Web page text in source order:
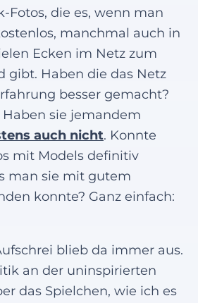
Fotos, die es, wenn man
manchmal auch in
Ecken im Netz zum
gibt. Haben die das Netz
besser gemacht?
sie jemandem
auch nicht. Konnte
mit Models definitiv
man sie mit gutem
konnte? Ganz einfach:
blieb da immer aus.
an der uninspirierten
das Spielchen, wie ich es